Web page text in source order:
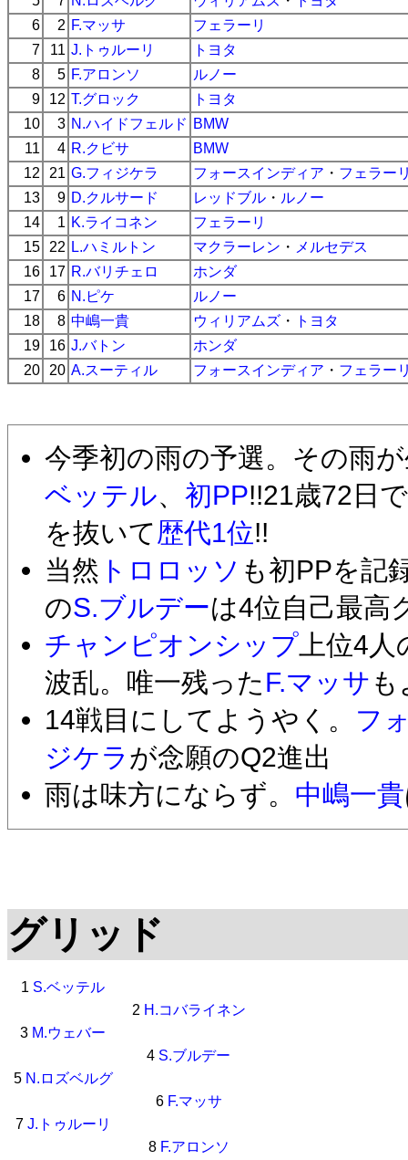
6
2 F.マッサ
フェラーリ
7
11 J.トゥルーリ
トヨタ
8
5 F.アロンソ
ルノー
9
12 T.グロック
トヨタ
10
3 N.ハイドフェルド BMW
11
4 R.クビサ
BMW
12
21 G.フィジケラ フォースインディア ・ フェラー
13
9 D.クルサード レッドブル ・ ルノー
14
1 K.ライコネン
フェラーリ
15
22 L.ハミルトン マクラーレン ・ メルセデス
16
17 R.バリチェロ
ホンダ
17
6 N.ピケ
ルノー
18
8 中嶋一貴 ウィリアムズ ・
トヨタ
19
16 J.バトン
ホンダ
20
20 A.スーティル フォースインディア ・ フェラー
今季初の雨の予選。その雨
ベッテル、 初PP!!21歳72日
を抜いて歴代1位!!
当然 トロロッソ も初PPを記
のS.ブルデーは4位自己最高
チャンピオンシップ 上位4
波乱。唯一残った F.マッサ
14戦目にしてようやく。 フ
ジケラ が念願のQ2進出
雨は味方にならず。 中嶋一貴
グリッド
1 S.ベッテル
2 H.コバライネン
3 M.ウェバー
4 S.ブルデー
5 N.ロズベルグ
6 F.マッサ
7 J.トゥルーリ
8 F.アロンソ